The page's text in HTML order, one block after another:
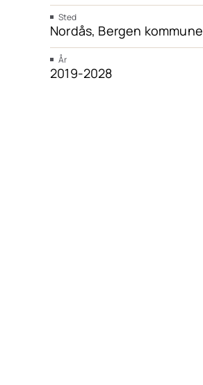
Sted
Nordås, Bergen kommune
År
2019-2028